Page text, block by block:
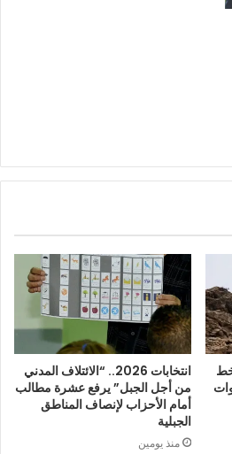
انتخابات 2026.. “الائتلاف المدني
من أجل الجبل” يرفع عشرة مطالب
أمام الأحزاب لإنصاف المناطق
الجبلية
منذ يومين